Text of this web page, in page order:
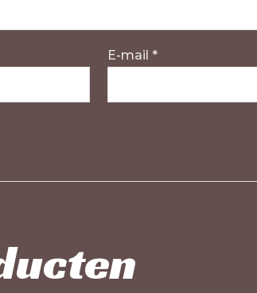
E-mail*